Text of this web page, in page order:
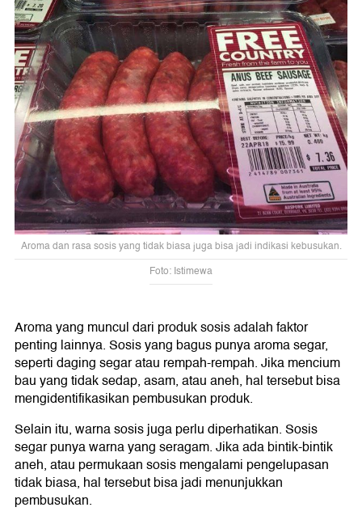
Aroma dan rasa sosis yang tidak biasa juga bisa jadi indikasi kebusukan.
Foto: Istimewa
Aroma yang muncul dari produk sosis adalah faktor
penting lainnya. Sosis yang bagus punya aroma segar,
seperti daging segar atau rempah-rempah. Jika mencium
bau yang tidak sedap, asam, atau aneh, hal tersebut bisa
mengidentifikasikan pembusukan produk.
Selain itu, warna sosis juga perlu diperhatikan. Sosis
segar punya warna yang seragam. Jika ada bintik-bintik
aneh, atau permukaan sosis mengalami pengelupasan
tidak biasa, hal tersebut bisa jadi menunjukkan
pembusukan.